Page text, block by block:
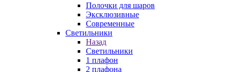
Полочки для шаров
Эксклюзивные
Современные
Светильники
Назад
Светильники
1 плафон
2 плафона